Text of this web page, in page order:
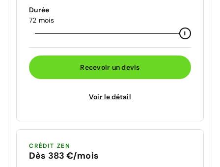
Durée
72 mois
Recevoir un devis
Voir le détail
CRÉDIT ZEN
Dès 383 €/mois